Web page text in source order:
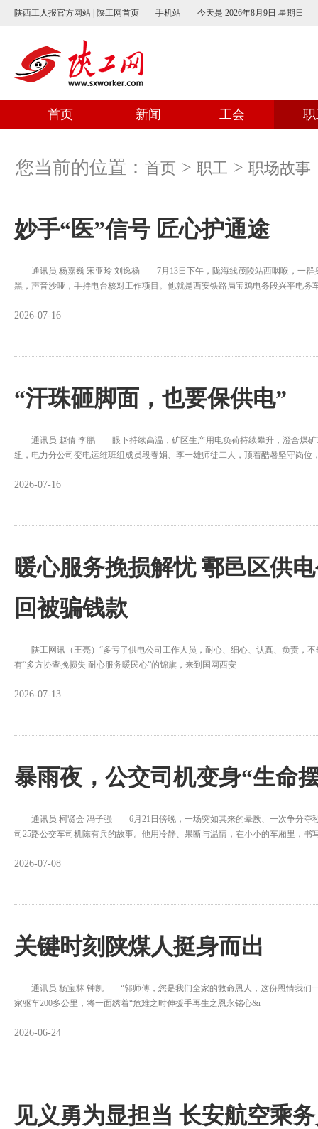
陕西工人报官方网站 | 陕工网首页 手机站 今天是 2026年8月9日 星期日
首页 新闻 工会
您当前的位置： 首页 > 职工 > 职场故事
妙手“医”信号 匠心护通途
通讯员 杨嘉巍 宋亚玲 刘逸杨 7月13日下午，陇海线茂陵站西咽喉，一群
黑，声音沙哑，手持电台核对工作项目。他就是西安铁路局宝鸡电务段兴平电务
2026-07-16
“汗珠砸脚面，也要保供电”
通讯员 赵倩 李鹏 眼下持续高温，矿区生产用电负荷持续攀升，澄合煤矿
纽，电力分公司变电运维班组成员段春娟、李一雄师徒二人，顶着酷暑坚守岗位
2026-07-16
暖心服务挽损解忧 鄠邑区供
回被骗钱款
陕工网讯（王亮）“多亏了供电公司工作人员，耐心、细心、认真、负责，不
有“多方协查挽损失 耐心服务暖民心”的锦旗，来到国网西安
2026-07-13
暴雨夜，公交司机变身“生命
通讯员 柯贤会 冯子强 6月21日傍晚，一场突如其来的晕厥、一次争分夺秒
司25路公交车司机陈有兵的故事。他用冷静、果断与温情，在小小的车厢里，书
2026-07-08
关键时刻陕煤人挺身而出
通讯员 杨宝林 钟凯 “郭师傅，您是我们全家的救命恩人，这份恩情我们一
家驱车200多公里，将一面绣着“危难之时伸援手再生之恩永铭心&r
2026-06-24
见义勇为显担当 长安航空乘